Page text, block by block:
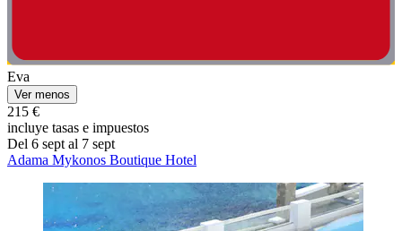
Eva
Ver menos
215 €
incluye tasas e impuestos
Del 6 sept al 7 sept
Adama Mykonos Boutique Hotel